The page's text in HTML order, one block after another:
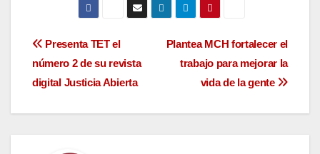
Navegación
de
entradas
Plantea MCH fortalecer el
trabajo para mejorar la
vida de la gente
Presenta TET el
número 2 de su revista
digital Justicia Abierta